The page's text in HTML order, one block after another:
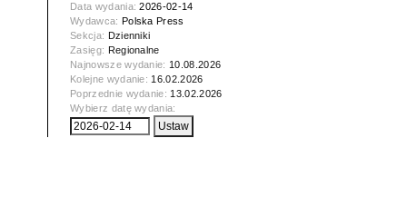
Data wydania:2026-02-14
Wydawca: Polska Press
Sekcja: Dzienniki
Zasięg: Regionalne
Najnowsze wydanie: 10.08.2026
Kolejne wydanie: 16.02.2026
Poprzednie wydanie: 13.02.2026
Wybierz datę wydania: